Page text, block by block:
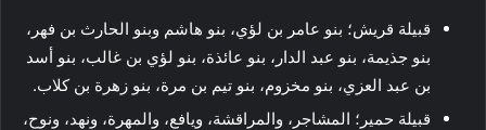
قبيلة قريش؛ بنو عامر بن لؤي، بنو هاشم وبنو الحارث بن فهر،
بنو جذيمة، بنو عبد الدار، بنو عائذة، بنو لؤي بن غالب، بنو أسد
بن عبد العزي، بنو مخزوم، بنو تيم بن مرة، بنو زهرة بن كلاب.
قبيلة حمير؛ المشاجر، والمراقشة، ويافع، والمهرة، ونهد، ونوح،